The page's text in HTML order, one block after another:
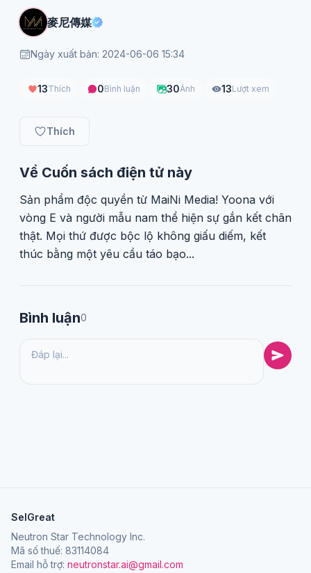
麥尼傳媒
Ngày xuất bản: 2024-06-06 15:34
13Thích 0Bình luận 30Ảnh 13Lượt xem
Thích
Về Cuốn sách điện tử này
Sản phẩm độc quyền từ MaiNi Media! Yoona với
vòng E và người mẫu nam thể hiện sự gắn kết chân
thật. Mọi thứ được bộc lộ không giấu diếm, kết
thúc bằng một yêu cầu táo bạo...
Bình luận0
SelGreat
Neutron Star Technology Inc.
Mã số thuế: 83114084
Email hỗ trợ: neutronstar.ai@gmail.com